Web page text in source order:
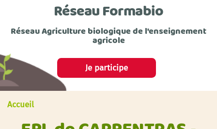
Réseau Formabio
Réseau Agriculture biologique de l'enseignement
agricole
Je participe
Accueil